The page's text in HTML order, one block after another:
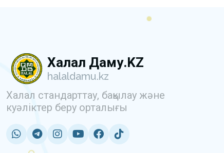
Халал Даму.KZ
halaldamu.kz
Халал стандарттау, бақылау және
куәліктер беру орталығы